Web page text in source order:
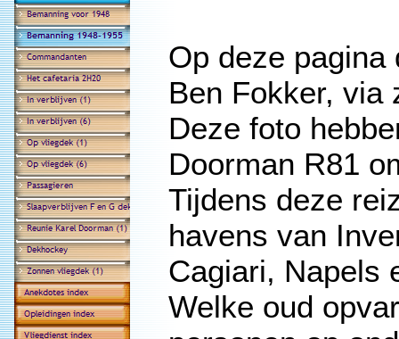
Op deze pagina
Ben Fokker, via
Deze foto
Doorman R81
Tijdens deze
havens van
Cagiari, Napels
Welke oud